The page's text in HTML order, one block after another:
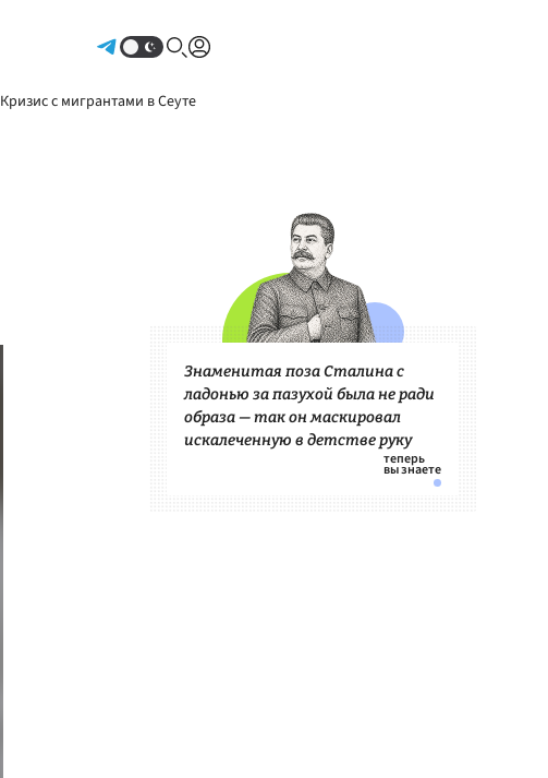
Кризис с мигрантами в Сеуте
Знаменитая поза Сталина с
ладонью за пазухой была не ради
образа — так он маскировал
искалеченную в детстве руку